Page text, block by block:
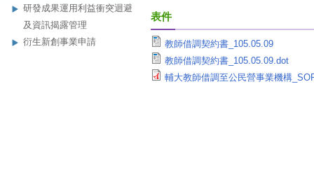
研發成果運用利益衝突迴避
及資訊揭露管理
衍生新創事業申請
表件
教師借調契約書_105.05.09
教師借調契約書_105.05.09.dot
輔大教師借調至公民營事業機構